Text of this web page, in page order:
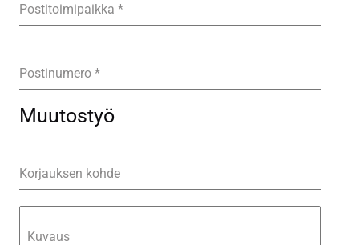
Postitoimipaikka *
Postinumero *
Muutostyö
Korjauksen kohde
Kuvaus